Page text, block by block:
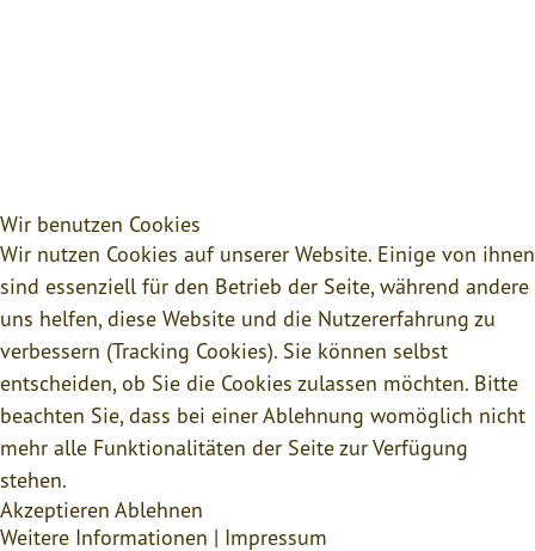
Wir benutzen Cookies
Wir nutzen Cookies auf unserer Website. Einige von ihnen
sind essenziell für den Betrieb der Seite, während andere
uns helfen, diese Website und die Nutzererfahrung zu
verbessern (Tracking Cookies). Sie können selbst
entscheiden, ob Sie die Cookies zulassen möchten. Bitte
beachten Sie, dass bei einer Ablehnung womöglich nicht
mehr alle Funktionalitäten der Seite zur Verfügung
stehen.
Akzeptieren Ablehnen
Weitere Informationen | Impressum